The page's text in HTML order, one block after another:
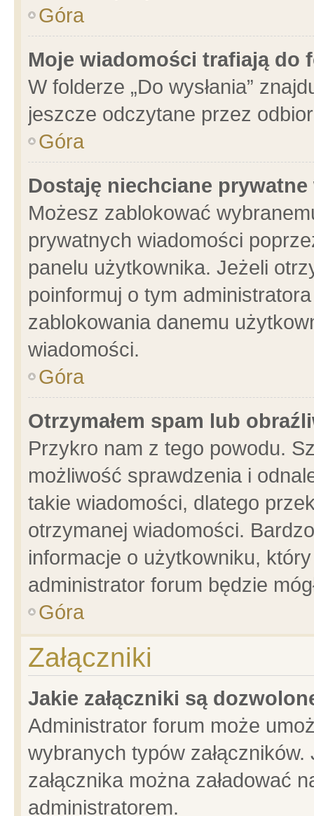
Góra
Moje wiadomości trafiają do
W folderze „Do wysłania”
jeszcze odczytane przez
Góra
Dostaję niechciane
Możesz zablokować
prywatnych wiadomości
panelu użytkownika. Jeżeli
poinformuj o tym
zablokowania danemu
wiadomości.
Góra
Otrzymałem spam lub
Przykro nam z tego powodu.
możliwość sprawdzenia i
takie wiadomości, dlatego
otrzymanej wiadomości.
informacje o użytkowniku,
administrator forum będzie
Góra
Załączniki
Jakie załączniki są
Administrator forum może
wybranych typów
załącznika można załadować
administratorem.